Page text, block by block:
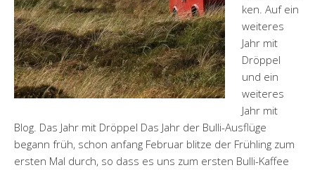
ken. Auf ein
weiteres
Jahr mit
Dröppel
und ein
weiteres
Jahr mit
Blog. Das Jahr mit Dröppel Das Jahr der Bulli-Ausflüge
begann früh, schon anfang Februar blitze der Frühling zum
ersten Mal durch, so dass es uns zum ersten Bulli-Kaffee